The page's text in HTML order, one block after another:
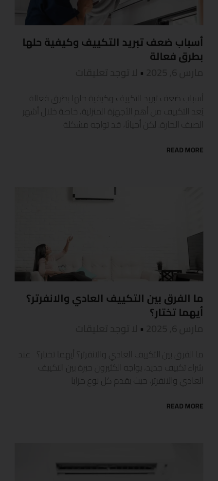
أسباب ضعف تبريد التكييف وكيفية حلها
بطرق فعالة
أسباب ضعف تبريد التكييف وكيفية حلها بطرق فعالة
يُعد التكييف من أهم الأجهزة المنزلية، خاصة خلال أشهر
الصيف الحارة. لكن أحيانًا، قد تواجه مشكلة
READ MORE
ما الفرق بين التكييف العادي والانفرتر؟
أيهما تختار؟
ما الفرق بين التكييف العادي والانفرتر؟ أيهما تختار؟ عند
شراء تكييف جديد، يواجه الكثيرون حيرة بين التكييف
العادي والانفرتر، حيث يقدم كل نوع مزايا
READ MORE